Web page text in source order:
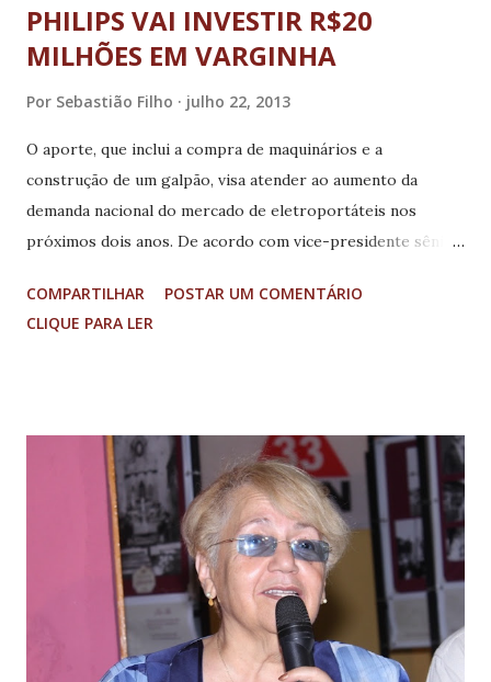
PHILIPS VAI INVESTIR R$20
MILHÕES EM VARGINHA
Por Sebastião Filho julho 22, 2013
O aporte, que inclui a compra de maquinários e a
construção de um galpão, visa atender ao aumento da
demanda nacional do mercado de eletroportáteis nos
próximos dois anos. De acordo com vice-presidente sênior
investimentos, a capacidade de produção da planta será
ampliada em 20%. Para isso, serão adquiridas no exterior 19
hoje a principal linha de montagem dos eletroportáteis
Walita, por isso a necessidade da realização de constantes
investimentos”, afirmou o dirigente sem, no entanto,
revelar os níveis de produção da unidade por questões
estratégicas. No caso do CD, o aumento será da ordem de
50%. A área atual, de cerca de 10 mil metros quadrados,
passará para 20 mil metros quadrados. Além da expansão
do galpão já utilizado será construído um novo. Assim,
COMPARTILHAR
POSTAR UM COMENTÁRIO
CLIQUE PARA LER